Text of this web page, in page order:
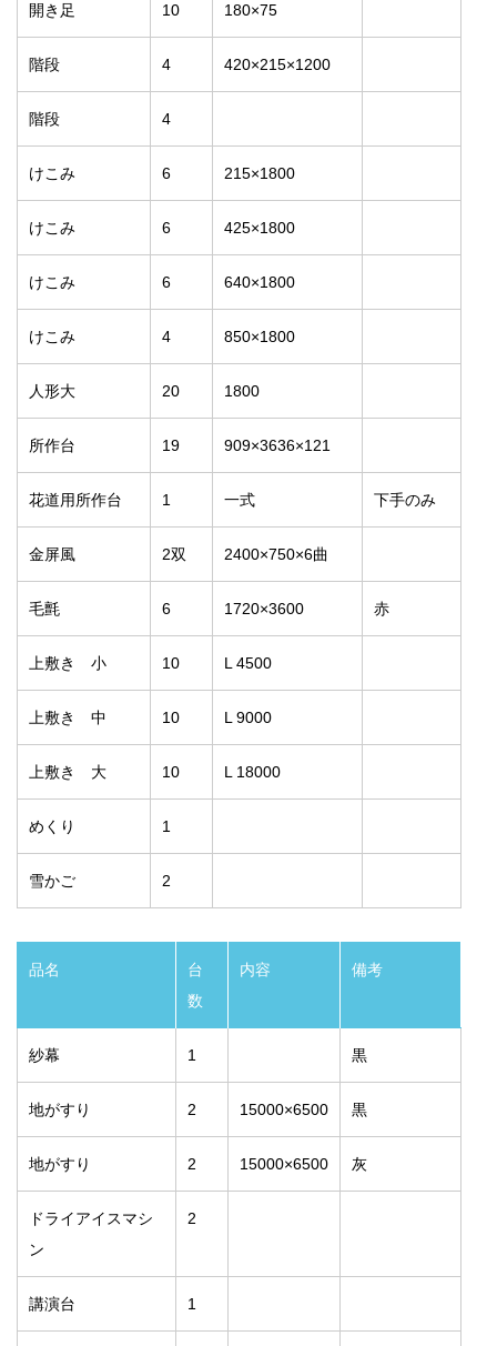
開き足 10 180×75
階段 4 420×215×1200
階段 4
けこみ 6 215×1800
けこみ 6 425×1800
けこみ 6 640×1800
けこみ 4 850×1800
人形大 20 1800
所作台 19 909×3636×121
花道用所作台 1 一式 下手のみ
金屏風 2双 2400×750×6曲
毛氈 6 1720×3600 赤
上敷き 小 10 L 4500
上敷き 中 10 L 9000
上敷き 大 10 L 18000
めくり 1
雪かご 2
品名
台
数
内容 備考
紗幕 1 黒
地がすり 2 15000×6500 黒
地がすり 2 15000×6500 灰
ドライアイスマシ
ン
2
講演台 1